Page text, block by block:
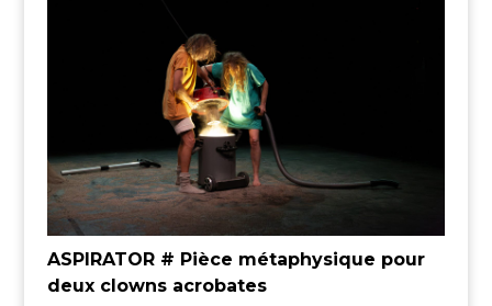
ASPIRATOR # Pièce métaphysique pour
deux clowns acrobates